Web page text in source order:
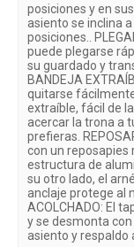
posiciones y en
asiento se inclina
posiciones..
puede plegarse
su guardado y
BANDEJA
quitarse
extraíble, fácil de
acercar la trona a
prefieras.
con un reposapies
estructura de
su otro lado, el
anclaje protege al
ACOLCHADO: El
y se desmonta
asiento y respaldo